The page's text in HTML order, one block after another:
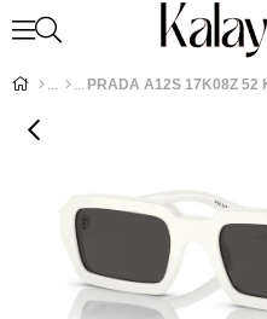
PRADA A12S 17K08Z 52